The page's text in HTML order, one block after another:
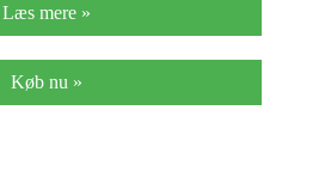
mm
Pedalarme
Læs mere »
Køb nu »